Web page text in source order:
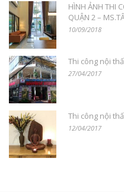
HÌNH ẢNH THI
QUẬN 2 –
10/09/2018
Thi công nội
27/04/2017
Thi công nội
12/04/2017